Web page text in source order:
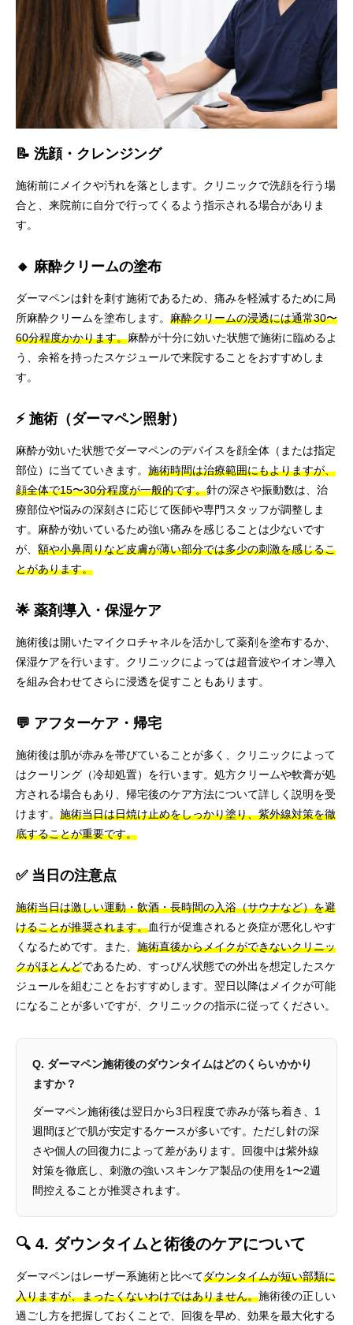
📝 洗顔・クレンジング
施術前にメイクや汚れを落とします。クリニックで洗顔を行う場
合と、来院前に自分で行ってくるよう指示される場合がありま
す。
🔸 麻酔クリームの塗布
ダーマペンは針を刺す施術であるため、痛みを軽減するために局
所麻酔クリームを塗布します。 麻酔クリームの浸透には通常30〜
60分程度かかります。麻酔が十分に効いた状態で施術に臨めるよ
う、余裕を持ったスケジュールで来院することをおすすめしま
す。
⚡ 施術（ダーマペン照射）
麻酔が効いた状態でダーマペンのデバイスを顔全体（または指定
部位）に当てていきます。 施術時間は治療範囲にもよりますが、
顔全体で15〜30分程度が一般的です。針の深さや振動数は、治
療部位や悩みの深刻さに応じて医師や専門スタッフが調整しま
す。麻酔が効いているため強い痛みを感じることは少ないです
が、 額や小鼻周りなど皮膚が薄い部分では多少の刺激を感じるこ
とがあります。
🌟 薬剤導入・保湿ケア
施術後は開いたマイクロチャネルを活かして薬剤を塗布するか、
保湿ケアを行います。クリニックによっては超音波やイオン導入
を組み合わせてさらに浸透を促すこともあります。
💬 アフターケア・帰宅
施術後は肌が赤みを帯びていることが多く、クリニックによって
はクーリング（冷却処置）を行います。処方クリームや軟膏が処
方される場合もあり、帰宅後のケア方法について詳しく説明を受
けます。 施術当日は日焼け止めをしっかり塗り、紫外線対策を徹
底することが重要です。
✅ 当日の注意点
施術当日は激しい運動・飲酒・長時間の入浴（サウナなど）を避
けることが推奨されます。血行が促進されると炎症が悪化しやす
くなるためです。また、 施術直後からメイクができないクリニッ
クがほとんどであるため、すっぴん状態での外出を想定したスケ
ジュールを組むことをおすすめします。翌日以降はメイクが可能
になることが多いですが、クリニックの指示に従ってください。
Q. ダーマペン施術後のダウンタイムはどのくらいかかり
ますか？
ダーマペン施術後は翌日から3日程度で赤みが落ち着き、1
週間ほどで肌が安定するケースが多いです。ただし針の深
さや個人の回復力によって差があります。回復中は紫外線
対策を徹底し、刺激の強いスキンケア製品の使用を1〜2週
間控えることが推奨されます。
🔍 4. ダウンタイムと術後のケアについて
ダーマペンはレーザー系施術と比べてダウンタイムが短い部類に
入りますが、まったくないわけではありません。施術後の正しい
過ごし方を把握しておくことで、回復を早め、効果を最大化する